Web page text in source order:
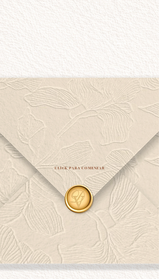
CLICK PARA COMENZAR